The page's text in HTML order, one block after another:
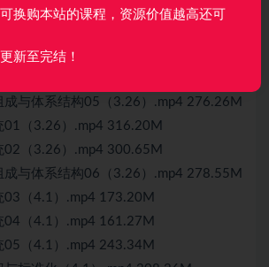
-03（5.13）.mp4 209.98M
-04（5.13）.mp4 151.16M
-01（5.15）.mp4 173.37M
与体系结构05（3.26）.mp4 276.26M
01（3.26）.mp4 316.20M
02（3.26）.mp4 300.65M
与体系结构06（3.26）.mp4 278.55M
（4.1）.mp4 173.20M
（4.1）.mp4 161.27M
（4.1）.mp4 243.34M
换购本站的课程，资源价值越高还可
新至完结！